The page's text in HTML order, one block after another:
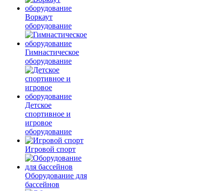
Воркаут
оборудование
Гимнастическое
оборудование
Детское
спортивное и
игровое
оборудование
Игровой спорт
Оборудование для
бассейнов